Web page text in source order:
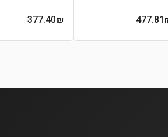
377.40₪